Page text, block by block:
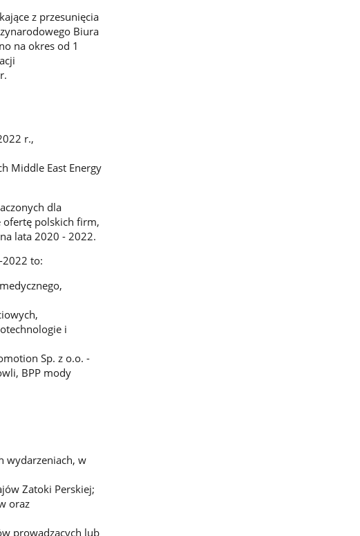
z przesunięcia
Biura
na okres od 1
r.,
Middle East Energy
dla
ofertę polskich firm,
lata 2020 - 2022.
to:
i
Sp. z o.o. -
BPP mody
wydarzeniach, w
Zatoki Perskiej;
oraz
prowadzących lub